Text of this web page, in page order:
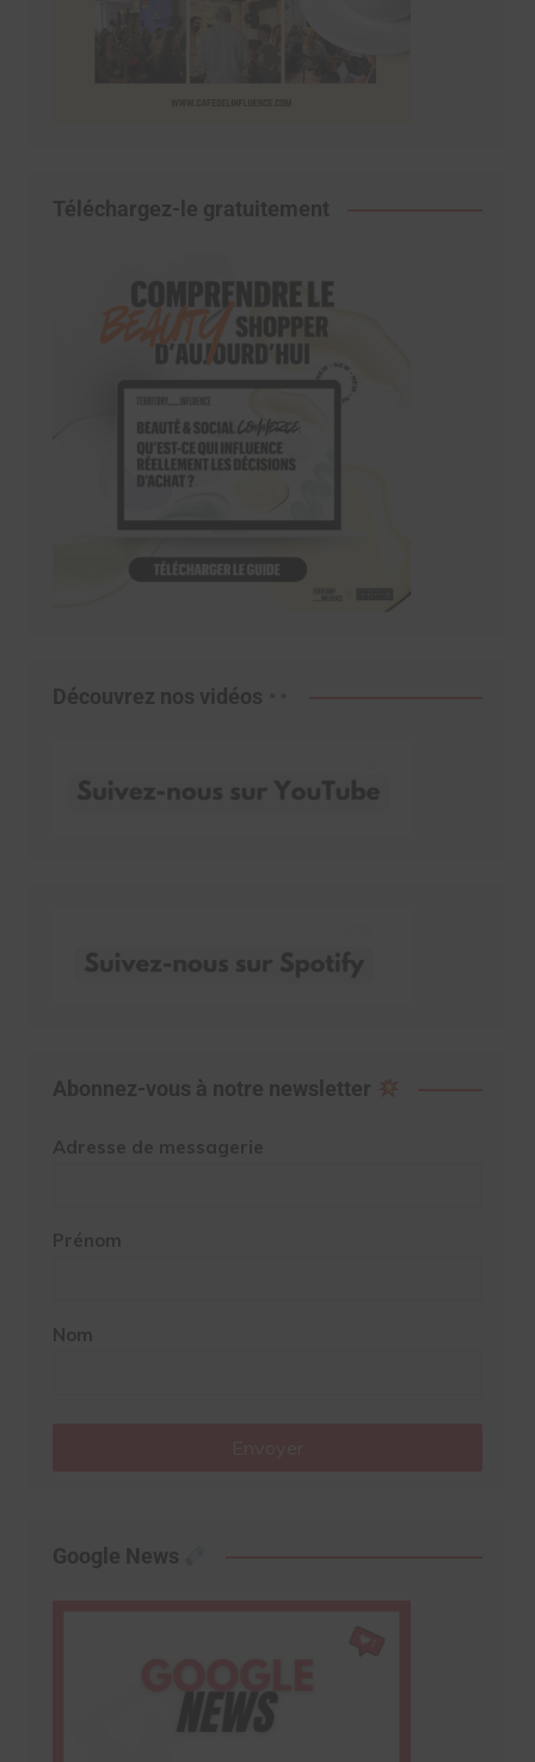
Téléchargez-le gratuitement
Découvrez nos vidéos
Abonnez-vous à notre newsletter
Adresse de messagerie
Prénom
Nom
Google News